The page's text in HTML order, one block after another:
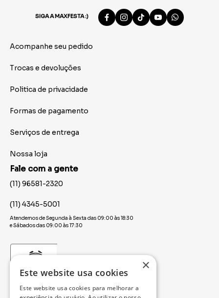
SIGA A MAXFESTA :)
Acompanhe seu pedido
Trocas e devoluções
Politica de privacidade
Formas de pagamento
Serviços de entrega
Nossa loja
Fale com a gente
(11) 96581-2320
(11) 4345-5001
Atendemos de Segunda à Sexta das 09:00 às 18:30
e Sábados das 09:00 às 17:30
×
Este website usa cookies
Este website usa cookies para melhorar a